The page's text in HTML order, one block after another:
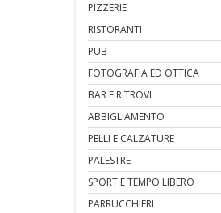
PIZZERIE
RISTORANTI
PUB
FOTOGRAFIA ED OTTICA
BAR E RITROVI
ABBIGLIAMENTO
PELLI E CALZATURE
PALESTRE
SPORT E TEMPO LIBERO
PARRUCCHIERI